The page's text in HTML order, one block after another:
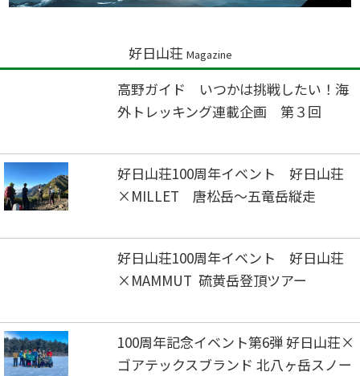
好日山荘 Magazine
高野ガイド いつかは挑戦したい！海
外トレッキング連載企画 第３回
好日山荘100周年イベント 好日山荘
×MILLET 唐松岳～五竜岳縦走
好日山荘100周年イベント 好日山荘
×MAMMUT 硫黄岳登頂ツアー
100周年記念イベント第6弾 好日山荘×
ゴアテックスブランド 北八ヶ岳スノー